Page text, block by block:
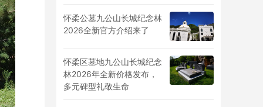
怀柔公墓九公山长城纪念林
2026全新官方介绍来了
怀柔区墓地九公山长城纪念
林2026年全新价格发布，
多元碑型礼敬生命